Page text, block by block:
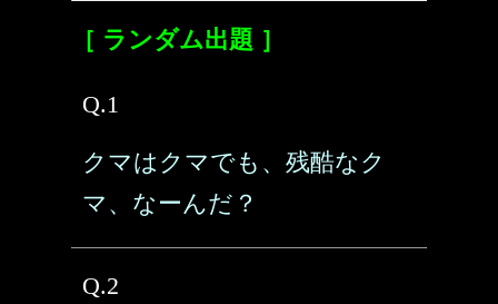
［ ランダム出題 ］
Q.1
クマはクマでも、残酷なク
マ、なーんだ？
Q.2